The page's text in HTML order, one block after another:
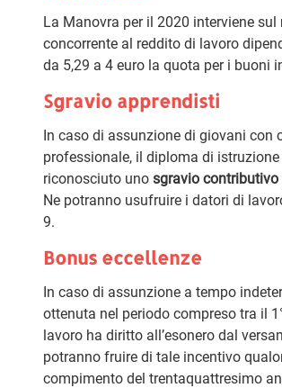
La Manovra per il 2020 interviene
concorrente al reddito di lavoro
da 5,29 a 4 euro la quota per i buoni
Sgravio apprendisti
In caso di assunzione di giovani
professionale, il diploma di
riconosciuto uno sgravio contributivo
Ne potranno usufruire i datori di
9.
Bonus eccellenze
In caso di assunzione a tempo
ottenuta nel periodo compreso tra il
lavoro ha diritto all’esonero dal
potranno fruire di tale incentivo
compimento del trentaquattresimo